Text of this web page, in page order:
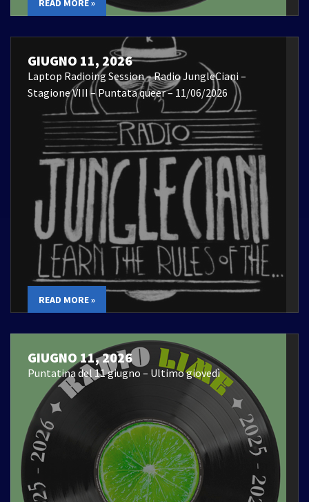
READ MORE »
GIUGNO 11, 2026
Laptop Radioing Session – Radio JungleCiani –
Stagione VIII – Puntata queer – 11/06/2026
READ MORE »
GIUGNO 11, 2026
Puntatina del 11 giugno – Ultimo giovedì